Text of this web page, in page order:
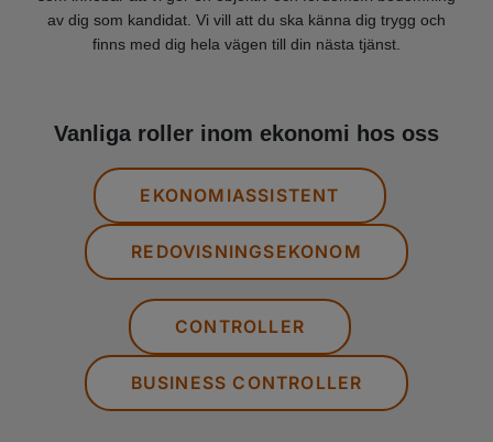
av dig som kandidat. Vi vill att du ska känna dig trygg och
finns med dig hela vägen till din nästa tjänst.
Vanliga roller inom ekonomi hos oss
EKONOMIASSISTENT
REDOVISNINGSEKONOM
CONTROLLER
BUSINESS CONTROLLER